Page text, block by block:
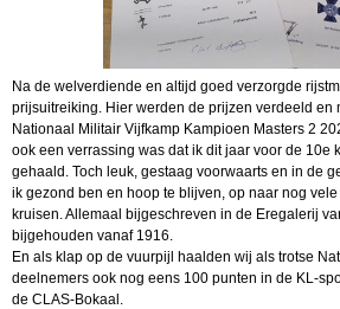
Na de welverdiende en altijd goed verzorgde
prijsuitreiking. Hier werden de prijzen verdeeld en
Nationaal Militair Vijfkamp Kampioen Masters 2
ook een verrassing was dat ik dit jaar voor de 10e
gehaald. Toch leuk, gestaag voorwaarts en in de
ik gezond ben en hoop te blijven, op naar nog
kruisen. Allemaal bijgeschreven in de Eregalerij
bijgehouden vanaf 1916.
En als klap op de vuurpijl haalden wij als trotse
deelnemers ook nog eens 100 punten in de KL-
de CLAS-Bokaal.